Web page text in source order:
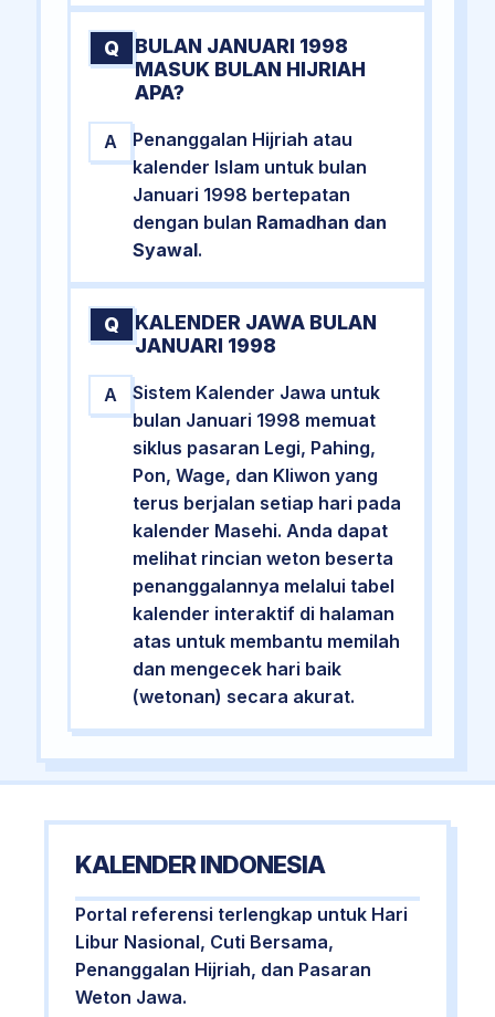
Q
BULAN JANUARI 1998
MASUK BULAN HIJRIAH
APA?
A
Penanggalan Hijriah atau
kalender Islam untuk bulan
Januari 1998 bertepatan
dengan bulan Ramadhan dan
Syawal.
Q
KALENDER JAWA BULAN
JANUARI 1998
A
Sistem Kalender Jawa untuk
bulan Januari 1998 memuat
siklus pasaran Legi, Pahing,
Pon, Wage, dan Kliwon yang
terus berjalan setiap hari pada
kalender Masehi. Anda dapat
melihat rincian weton beserta
penanggalannya melalui tabel
kalender interaktif di halaman
atas untuk membantu memilah
dan mengecek hari baik
(wetonan) secara akurat.
KALENDER INDONESIA
Portal referensi terlengkap untuk Hari
Libur Nasional, Cuti Bersama,
Penanggalan Hijriah, dan Pasaran
Weton Jawa.